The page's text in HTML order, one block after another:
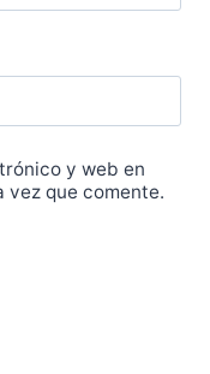
y web en
vez que comente.